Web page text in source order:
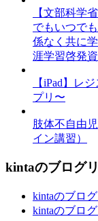
【文部科学
でもいつで
係なく共に
涯学習啓発
【iPad】レ
プリ〜
肢体不自由
イン講習）
kintaのブログ
kintaのブロ
kintaのブロ